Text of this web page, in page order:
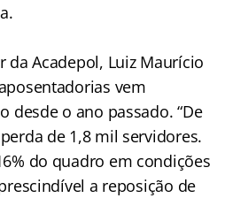
da Acadepol, Luiz Maurício
vem
desde o ano passado. “De
de 1,8 mil servidores.
do quadro em condições
a reposição de